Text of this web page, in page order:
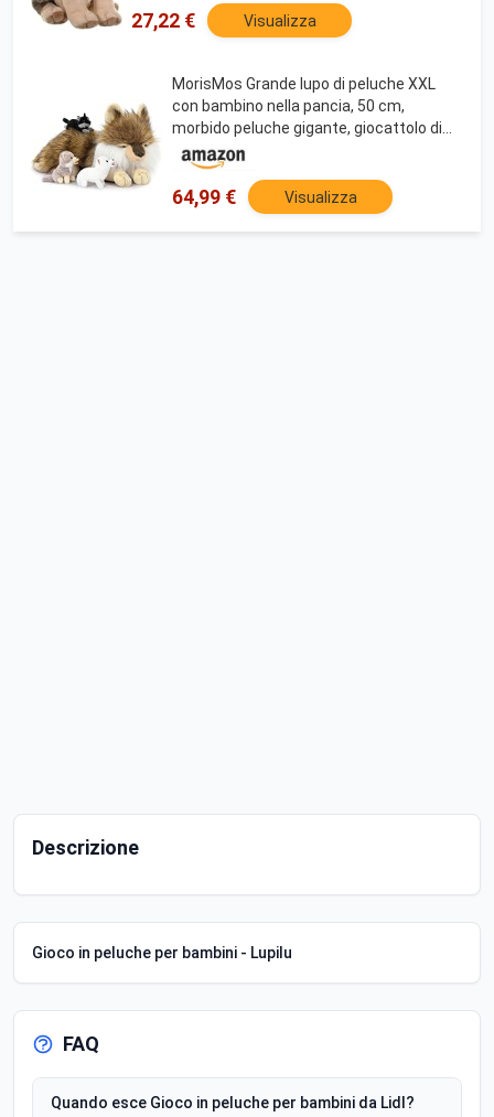
27,22 € Visualizza
MorisMos Grande lupo di peluche XXL
con bambino nella pancia, 50 cm,
morbido peluche gigante, giocattolo di
compleanno, regalo di Natale per bambini
64,99 € Visualizza
Descrizione
Gioco in peluche per bambini - Lupilu
FAQ
Quando esce Gioco in peluche per bambini da Lidl?